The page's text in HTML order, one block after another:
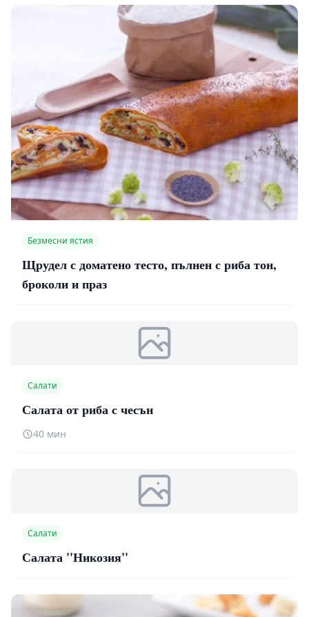
Безмесни ястия
Щрудел с доматено тесто, пълнен с риба тон,
броколи и праз
Салати
Салата от риба с чесън
40 мин
Салати
Салата ''Никозия''